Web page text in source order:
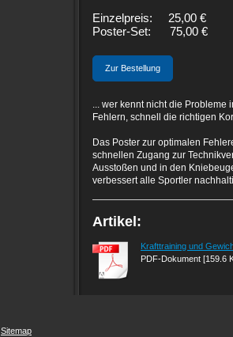
Einzelpreis: 25,00 €
Poster-Set: 75,00 €
Zur Bestellung
... wer kennt nicht die Probleme
Fehlern, schnell die richtigen
Das Poster zur optimalen
schnellen Zugang zur
Ausstoßen und in den
verbessert alle Sportler
Artikel:
Krafttraining und
PDF-Dokument [159.6
Sitemap